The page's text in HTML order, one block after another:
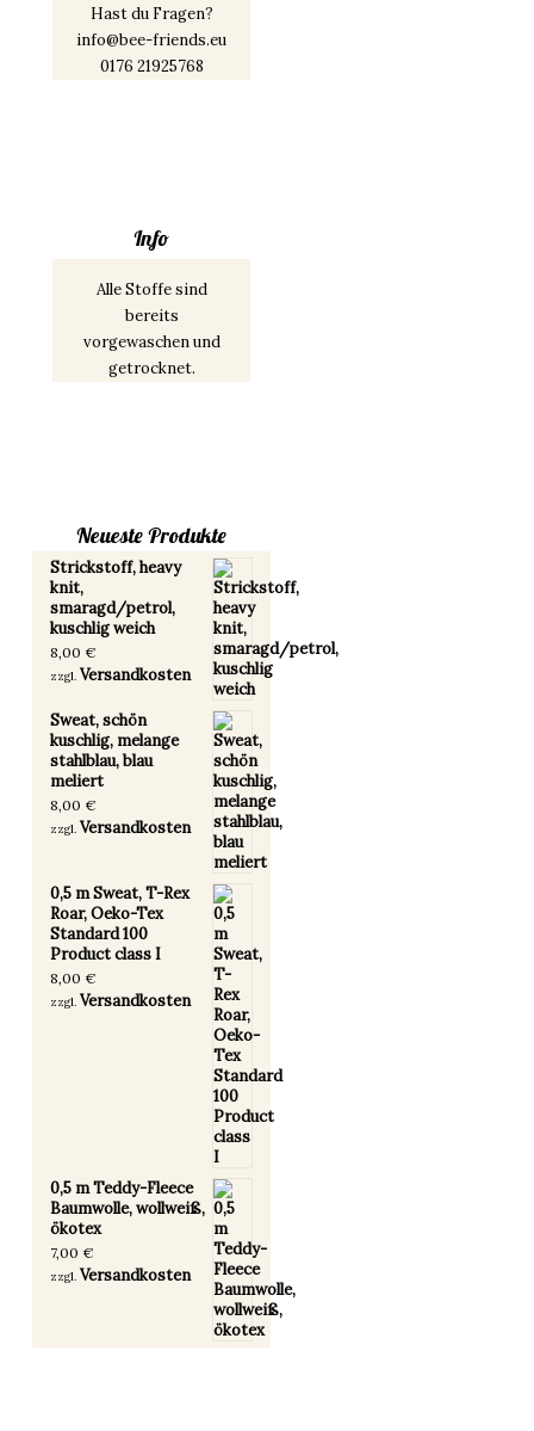
Hast du Fragen?
info@bee-friends.eu
0176 21925768
Info
Alle Stoffe sind
bereits
vorgewaschen und
getrocknet.
Neueste Produkte
Strickstoff, heavy
knit,
smaragd/petrol,
kuschlig weich
8,00 €
zzgl. Versandkosten
Sweat, schön
kuschlig, melange
stahlblau, blau
meliert
8,00 €
zzgl. Versandkosten
0,5 m Sweat, T-Rex
Roar, Oeko-Tex
Standard 100
Product class I
8,00 €
zzgl. Versandkosten
0,5 m Teddy-Fleece
Baumwolle, wollweiß,
ökotex
7,00 €
zzgl. Versandkosten